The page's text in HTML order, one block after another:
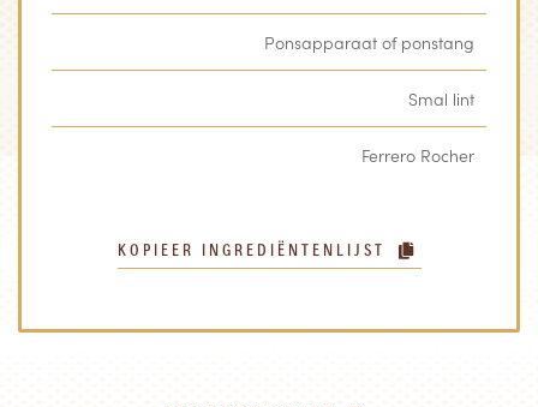
Ponsapparaat of ponstang
Smal lint
Ferrero Rocher
KOPIEER INGREDIËNTENLIJST